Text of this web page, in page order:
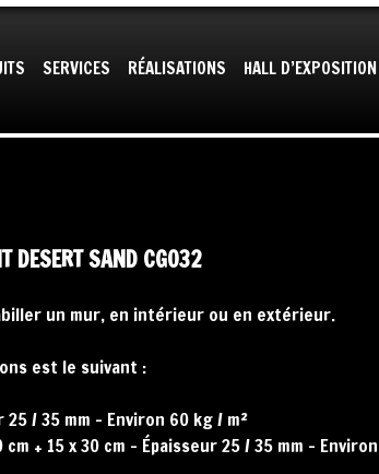
SERVICES RÉALISATIONS HALL D’EXPOSITION
DESERT SAND CG032
un mur, en intérieur ou en extérieur.
est le suivant :
25 / 35 mm – Environ 60 kg / m²
cm + 15 x 30 cm – Épaisseur 25 / 35 mm –
un cookie à des fins de mesures